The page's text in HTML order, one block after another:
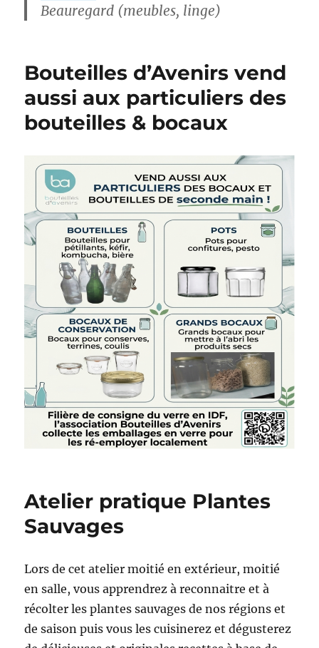
Beauregard (meubles, linge)
Bouteilles d’Avenirs vend
aussi aux particuliers des
bouteilles & bocaux
Atelier pratique Plantes
Sauvages
Lors de cet atelier moitié en extérieur, moitié
en salle, vous apprendrez à reconnaitre et à
récolter les plantes sauvages de nos régions et
de saison puis vous les cuisinerez et dégusterez